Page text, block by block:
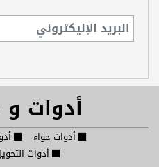
أدوات
أدوات حواء
أدوات